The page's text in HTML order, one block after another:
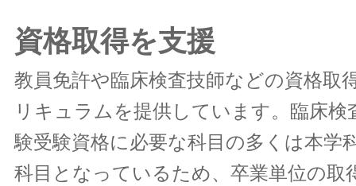
資格取得を支援
教員免許や臨床検査技師などの資格取
リキュラムを提供しています。臨床検
験受験資格に必要な科目の多くは本学
科目となっているため、卒業単位の取